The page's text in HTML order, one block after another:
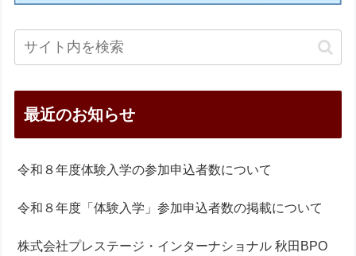
最近のお知らせ
令和８年度体験入学の参加申込者数について
令和８年度「体験入学」参加申込者数の掲載について
株式会社プレステージ・インターナショナル 秋田BPO